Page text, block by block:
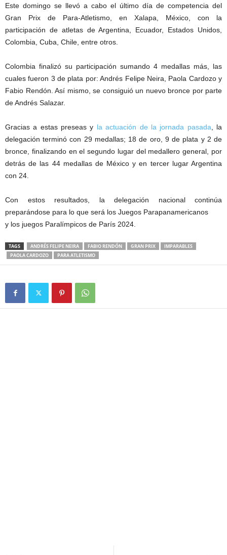
Este domingo se llevó a cabo el último día de competencia del
Gran Prix de Para-Atletismo, en Xalapa, México, con la
participación de atletas de Argentina, Ecuador, Estados Unidos,
Colombia, Cuba, Chile, entre otros.
Colombia finalizó su participación sumando 4 medallas más, las
cuales fueron 3 de plata por: Andrés Felipe Neira, Paola Cardozo y
Fabio Rendón. Así mismo, se consiguió un nuevo bronce por parte
de Andrés Salazar.
Gracias a estas preseas y la actuación de la jornada pasada , la
delegación terminó con 29 medallas; 18 de oro, 9 de plata y 2 de
bronce, finalizando en el segundo lugar del medallero general, por
detrás de las 44 medallas de México y en tercer lugar Argentina
con 24.
Con estos resultados, la delegación nacional continúa
preparándose para lo que será los Juegos Parapanamericanos
y los juegos Paralímpicos de París 2024.
TAGS ANDRÉS FELIPE NEIRA FABIO RENDÓN GRAN PRIX
IMPARABLES
PAOLA CARDOZO
PARA ATLETISMO